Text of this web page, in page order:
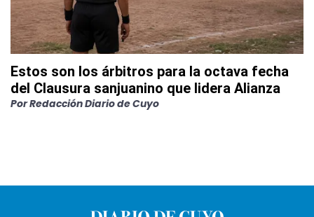
Estos son los árbitros para la octava fecha
del Clausura sanjuanino que lidera Alianza
PorRedacción Diario de Cuyo